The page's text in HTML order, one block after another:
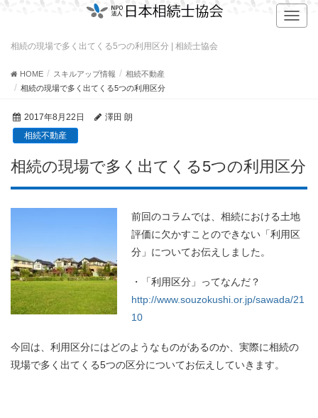
T
o
g
a
t
o
n
相続の現場で多く出てくる5つの利用区分 | 相続士協会
HOME スキルアップ情報
相続不動産
相続の現場で多く出てくる5つの利用区分
2017年8月22日
澤田 朗
相続不動産
相続の現場で多く出てくる5つの利用区分
前回のコラムでは、相続における土地
評価に欠かすことのできない「利用区
分」についてお伝えしました。
・「利用区分」ってなんだ？
http://www.souzokushi.or.jp/sawada/21
10
今回は、利用区分にはどのようなものがあるのか、実際に相続の
現場で多く出てくる5つの区分についてお伝えしていきます。